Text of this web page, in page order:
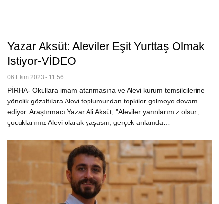
Yazar Aksüt: Aleviler Eşit Yurttaş Olmak
Istiyor-VİDEO
06 Ekim 2023 - 11:56
PİRHA- Okullara imam atanmasına ve Alevi kurum temsilcilerine
yönelik gözaltılara Alevi toplumundan tepkiler gelmeye devam
ediyor. Araştırmacı Yazar Ali Aksüt, "Aleviler yarınlarımız olsun,
çocuklarımız Alevi olarak yaşasın, gerçek anlamda…